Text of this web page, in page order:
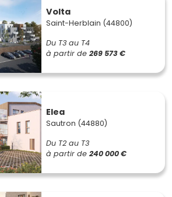
Volta
Saint-Herblain (44800)
Du T3 au T4
à partir de 269 573 €
Elea
Sautron (44880)
Du T2 au T3
à partir de 240 000 €